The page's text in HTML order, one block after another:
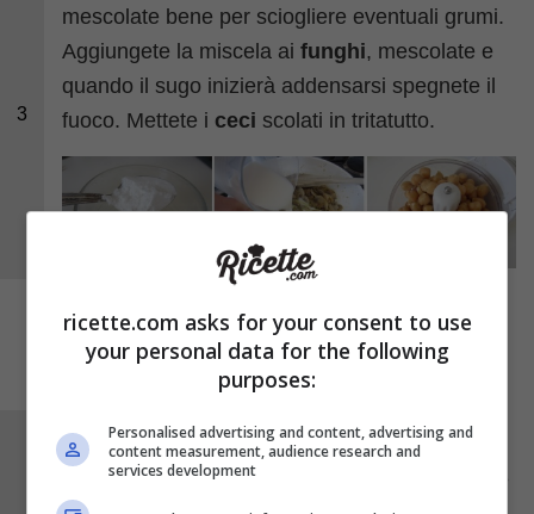
3
mescolate bene per sciogliere eventuali grumi.
Aggiungete la miscela aifunghi, mescolate e
quando il sugo inizierà addensarsi spegnete il
fuoco. Mettete i ceci scolati in tritatutto.
Tritate i ceci con un goccio d’olio fino ad
ottenere una consistenza cremosa. Aggiungete
ricette.com asks for your consent to use
your personal data for the following
purposes:
Personalised advertising and content, advertising and
content measurement, audience research and
services development